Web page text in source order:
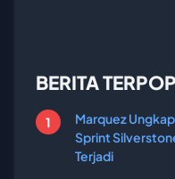
BERITA
Marquez
Sprint
Terjadi